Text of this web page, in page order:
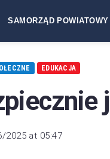
SAMORZĄD POWIATOWY
EDUKACJA
2025 at 05:47